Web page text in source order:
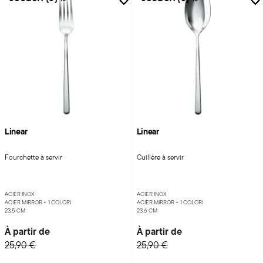
Linear
Fourchette à servir
ACIER INOX
ACIER MIRROR + 1 COLORI
23,5 CM
À partir de
25,90 €
Linear
Cuillère à servir
ACIER INOX
ACIER MIRROR + 1 COLORI
23,6 CM
À partir de
25,90 €